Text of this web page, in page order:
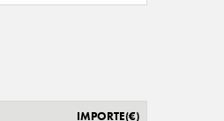
IMPORTE(€)